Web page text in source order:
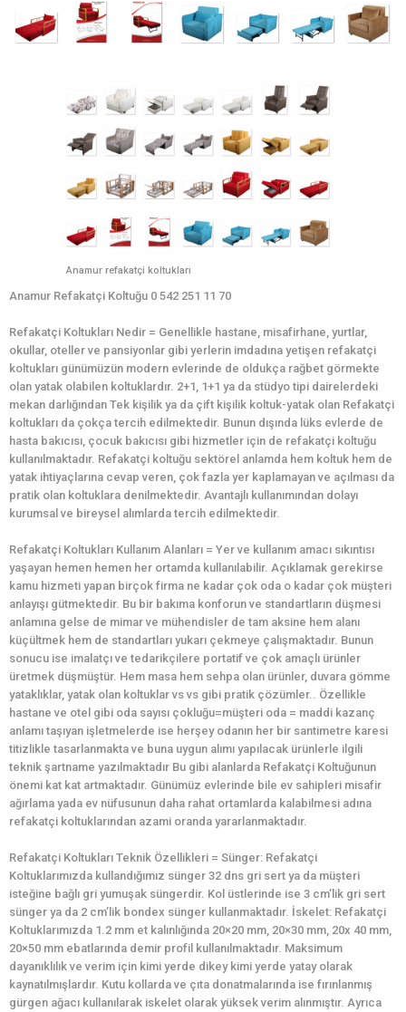
Anamur refakatçi koltukları
Anamur Refakatçi Koltuğu 0 542 251 11 70
Refakatçi Koltukları Nedir = Genellikle hastane, misafirhane, yurtlar,
okullar, oteller ve pansiyonlar gibi yerlerin imdadına yetişen refakatçi
koltukları günümüzün modern evlerinde de oldukça rağbet görmekte
olan yatak olabilen koltuklardır. 2+1, 1+1 ya da stüdyo tipi dairelerdeki
mekan darlığından Tek kişilik ya da çift kişilik koltuk-yatak olan Refakatçi
koltukları da çokça tercih edilmektedir. Bunun dışında lüks evlerde de
hasta bakıcısı, çocuk bakıcısı gibi hizmetler için de refakatçi koltuğu
kullanılmaktadır. Refakatçi koltuğu sektörel anlamda hem koltuk hem de
yatak ihtiyaçlarına cevap veren, çok fazla yer kaplamayan ve açılması da
pratik olan koltuklara denilmektedir. Avantajlı kullanımından dolayı
kurumsal ve bireysel alımlarda tercih edilmektedir.
Refakatçi Koltukları Kullanım Alanları = Yer ve kullanım amacı sıkıntısı
yaşayan hemen hemen her ortamda kullanılabilir. Açıklamak gerekirse
kamu hizmeti yapan birçok firma ne kadar çok oda o kadar çok müşteri
anlayışı gütmektedir. Bu bir bakıma konforun ve standartların düşmesi
anlamına gelse de mimar ve mühendisler de tam aksine hem alanı
küçültmek hem de standartları yukarı çekmeye çalışmaktadır. Bunun
sonucu ise imalatçı ve tedarikçilere portatif ve çok amaçlı ürünler
üretmek düşmüştür. Hem masa hem sehpa olan ürünler, duvara gömme
yataklıklar, yatak olan koltuklar vs vs gibi pratik çözümler.. Özellikle
hastane ve otel gibi oda sayısı çokluğu=müşteri oda = maddi kazanç
anlamı taşıyan işletmelerde ise herşey odanın her bir santimetre karesi
titizlikle tasarlanmakta ve buna uygun alımı yapılacak ürünlerle ilgili
teknik şartname yazılmaktadır Bu gibi alanlarda Refakatçi Koltuğunun
önemi kat kat artmaktadır. Günümüz evlerinde bile ev sahipleri misafir
ağırlama yada ev nüfusunun daha rahat ortamlarda kalabilmesi adına
refakatçi koltuklarından azami oranda yararlanmaktadır.
Refakatçi Koltukları Teknik Özellikleri = Sünger: Refakatçi
Koltuklarımızda kullandığımız sünger 32 dns gri sert ya da müşteri
isteğine bağlı gri yumuşak süngerdir. Kol üstlerinde ise 3 cm’lik gri sert
sünger ya da 2 cm’lik bondex sünger kullanmaktadır. İskelet: Refakatçi
Koltuklarımızda 1.2 mm et kalınlığında 20×20 mm, 20×30 mm, 20x 40 mm,
20×50 mm ebatlarında demir profil kullanılmaktadır. Maksimum
dayanıklılık ve verim için kimi yerde dikey kimi yerde yatay olarak
kaynatılmışlardır. Kutu kollarda ve çıta donatmalarında ise fırınlanmış
gürgen ağacı kullanılarak iskelet olarak yüksek verim alınmıştır. Ayrıca